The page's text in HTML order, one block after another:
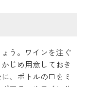
う。ワインを注ぐ
じめ用意しておき
、ボトルの口をミ